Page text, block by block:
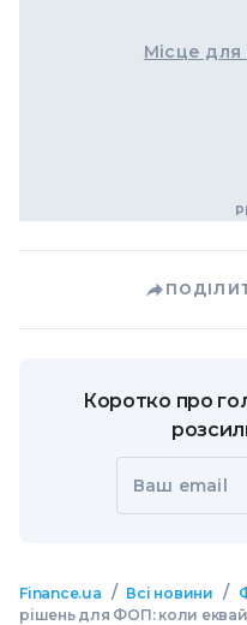
Місце
Коротко про
Ваш email
Finance.ua / Всі новини /
рішень для ФОП: коли